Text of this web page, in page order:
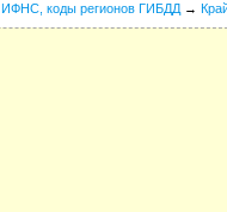
коды регионов ГИБДД →